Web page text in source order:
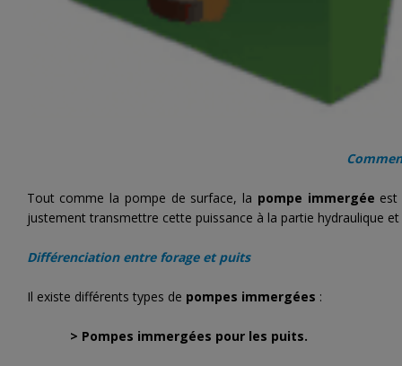
Tout comme la pompe de surface, la pompe immergée est
justement transmettre cette puissance à la partie hydraulique
Différenciation entre forage et puits
Il existe différents types de pompes immergées :
> Pompes immergées pour les puits.